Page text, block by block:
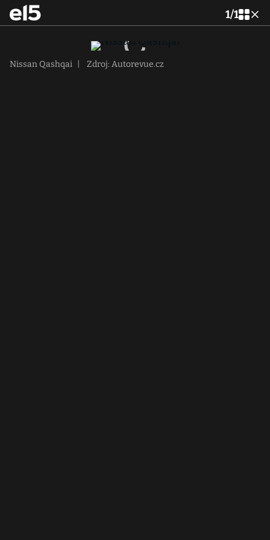
1/1
Nissan Qashqai Zdroj: Autorevue.cz